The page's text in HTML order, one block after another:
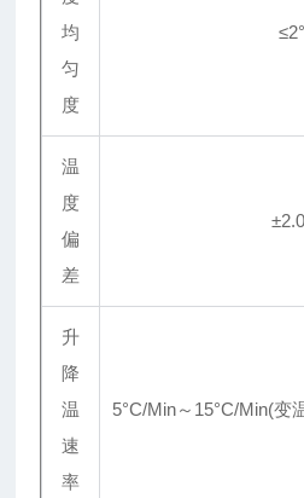
均
匀
度
温
度
偏
差
升
降
温
速
率
5°C/Min～15°C/Min(变